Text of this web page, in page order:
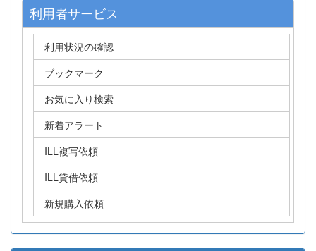
利用者サービス
利用状況の確認
ブックマーク
お気に入り検索
新着アラート
ILL複写依頼
ILL貸借依頼
新規購入依頼